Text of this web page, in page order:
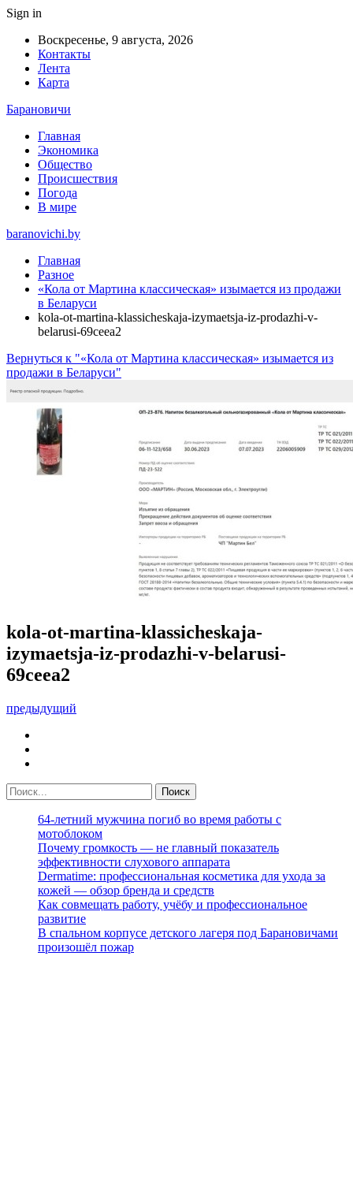
Sign in
Воскресенье, 9 августа, 2026
Контакты
Лента
Карта
Барановичи
Главная
Экономика
Общество
Происшествия
Погода
В мире
baranovichi.by
Главная
Разное
«Кола от Мартина классическая» изымается из продажи
в Беларуси
kola-ot-martina-klassicheskaja-izymaetsja-iz-prodazhi-v-
belarusi-69ceea2
Вернуться к "«Кола от Мартина классическая» изымается из
продажи в Беларуси"
kola-ot-martina-klassicheskaja-
izymaetsja-iz-prodazhi-v-belarusi-
69ceea2
предыдущий
64-летний мужчина погиб во время работы с
мотоблоком
Почему громкость — не главный показатель
эффективности слухового аппарата
Dermatime: профессиональная косметика для ухода за
кожей — обзор бренда и средств
Как совмещать работу, учёбу и профессиональное
развитие
В спальном корпусе детского лагеря под Барановичами
произошёл пожар